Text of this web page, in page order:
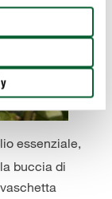
essenziale,
buccia di